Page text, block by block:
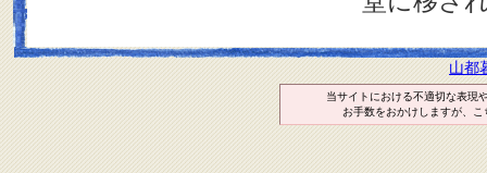
山都
当サイトにおける不適切な表現
お手数をおかけしますが、こ